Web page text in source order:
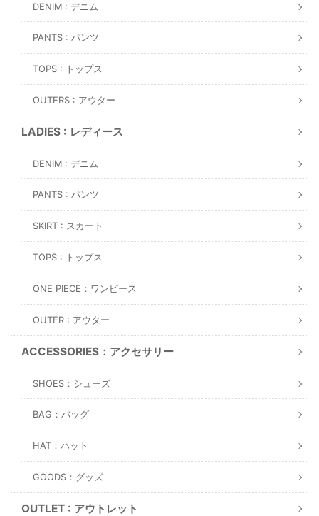
DENIM : デニム
PANTS : パンツ
TOPS : トップス
OUTERS : アウター
LADIES : レディース
DENIM : デニム
PANTS : パンツ
SKIRT : スカート
TOPS : トップス
ONE PIECE：ワンピース
OUTER : アウター
ACCESSORIES：アクセサリー
SHOES：シューズ
BAG：バッグ
HAT：ハット
GOODS：グッズ
OUTLET : アウトレット